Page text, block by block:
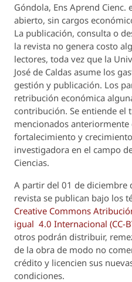
Góndola, Ens Aprend Cienc.
abierto, sin cargos
La publicación, consulta o
la revista no genera costo
lectores, toda vez que la
José de Caldas asume los
gestión y publicación. Los
retribución económica
contribución. Se entiende el
mencionados
fortalecimiento y
investigadora en el campo
Ciencias.
A partir del 01 de diciembre
revista se publican bajo los
Creative Commons
igual 4.0 Internacional (CC-
otros podrán distribuir,
de la obra de modo no
crédito y licencien sus
condiciones.